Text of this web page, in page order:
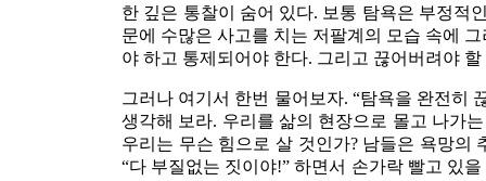
한 깊은 통찰이 숨어 있다. 보통 탐욕은 부정적
문에 수많은 사고를 치는 저팔계의 모습 속에
야 하고 통제되어야 한다. 그리고 끊어버려야
그러나 여기서 한번 물어보자. “탐욕을 완전히
생각해 보라. 우리를 삶의 현장으로 몰고 나가
우리는 무슨 힘으로 살 것인가? 남들은 욕망의
“다 부질없는 짓이야!” 하면서 손가락 빨고 있